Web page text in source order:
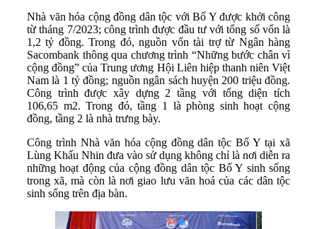
Nhà văn hóa cộng đồng dân tộc với Bố Y được khởi công
từ tháng 7/2023; công trình được đầu tư với tổng số vốn là
1,2 tỷ đồng. Trong đó, nguồn vốn tài trợ từ Ngân hàng
Sacombank thông qua chương trình “Những bước chân vì
cộng đồng” của Trung ương Hội Liên hiệp thanh niên Việt
Nam là 1 tỷ đồng; nguồn ngân sách huyện 200 triệu đồng.
Công trình được xây dựng 2 tầng với tổng diện tích
106,65 m2. Trong đó, tầng 1 là phòng sinh hoạt cộng
đồng, tầng 2 là nhà trưng bày.
Công trình Nhà văn hóa cộng đồng dân tộc Bố Y tại xã
Lùng Khấu Nhin đưa vào sử dụng không chỉ là nơi diễn ra
những hoạt động của cộng đồng dân tộc Bố Y sinh sống
trong xã, mà còn là nơi giao lưu văn hoá của các dân tộc
sinh sống trên địa bàn.